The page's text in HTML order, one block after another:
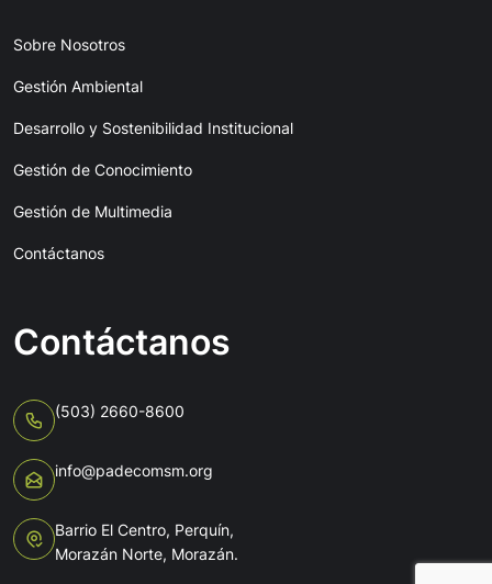
Sobre Nosotros
Gestión Ambiental
Desarrollo y Sostenibilidad Institucional
Gestión de Conocimiento
Gestión de Multimedia
Contáctanos
Contáctanos
(503) 2660-8600
info@padecomsm.org
Barrio El Centro, Perquín,
Morazán Norte, Morazán.